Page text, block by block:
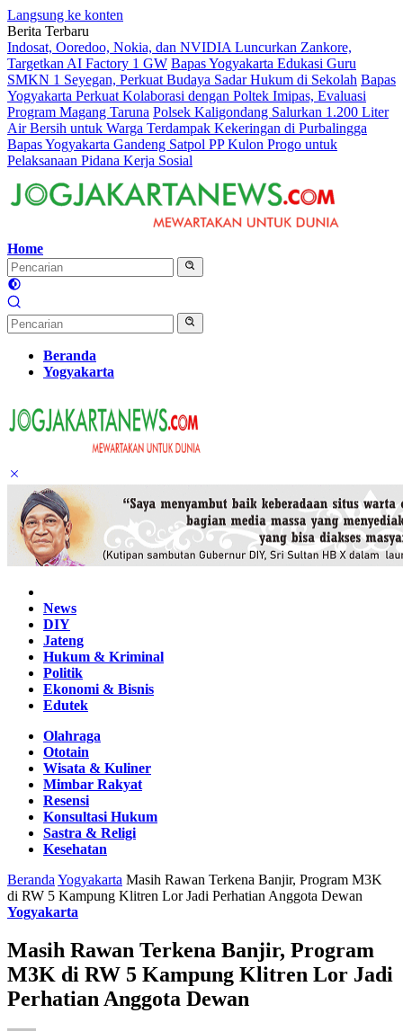
Langsung ke konten
Berita Terbaru
Indosat, Ooredoo, Nokia, dan NVIDIA Luncurkan Zankore,
Targetkan AI Factory 1 GW Bapas Yogyakarta Edukasi Guru
SMKN 1 Seyegan, Perkuat Budaya Sadar Hukum di Sekolah Bapas
Yogyakarta Perkuat Kolaborasi dengan Poltek Imipas, Evaluasi
Program Magang Taruna Polsek Kaligondang Salurkan 1.200 Liter
Air Bersih untuk Warga Terdampak Kekeringan di Purbalingga
Bapas Yogyakarta Gandeng Satpol PP Kulon Progo untuk
Pelaksanaan Pidana Kerja Sosial
Home
Beranda
Yogyakarta
News
DIY
Jateng
Hukum & Kriminal
Politik
Ekonomi & Bisnis
Edutek
Olahraga
Ototain
Wisata & Kuliner
Mimbar Rakyat
Resensi
Konsultasi Hukum
Sastra & Religi
Kesehatan
Beranda Yogyakarta Masih Rawan Terkena Banjir, Program M3K
di RW 5 Kampung Klitren Lor Jadi Perhatian Anggota Dewan
Yogyakarta
Masih Rawan Terkena Banjir, Program
M3K di RW 5 Kampung Klitren Lor Jadi
Perhatian Anggota Dewan